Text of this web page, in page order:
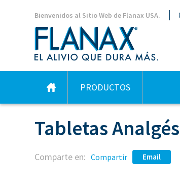
Bienvenidos al Sitio Web de Flanax USA.
PRODUCTOS
Tabletas
Comparte en: Compartir Email